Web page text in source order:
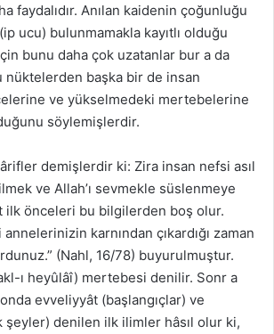
faydalıdır. Anılan kaidenin çoğunluğu
ucu) bulunmamakla kayıtlı olduğu
bunu daha çok uzatanlar bur a da
nüktelerden başka bir de insan
ve yükselmedeki mertebelerine
söylemişlerdir.
demişlerdir ki: Zira insan nefsi asıl
ve Allah’ı sevmekle süslenmeye
ilk önceleri bu bilgilerden boş olur.
karnından çıkardığı zaman
(Nahl, 16/78) buyurulmuştur.
ı heyûlâî) mertebesi denilir. Sonr a
evveliyyât (başlangıçlar) ve
şeyler) denilen ilk ilimler hâsıl olur ki,